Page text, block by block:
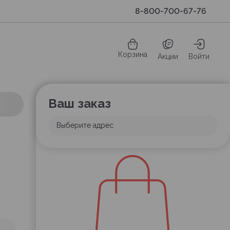
8-800-700-67-76
Корзина Акции Войти
Ваш заказ
Выберите адрес